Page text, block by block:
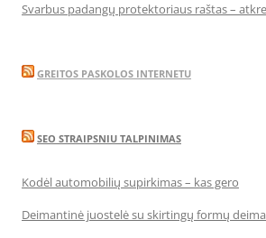
Svarbus padangų protektoriaus raštas –
GREITOS PASKOLOS INTERNETU
SEO STRAIPSNIU TALPINIMAS
Kodėl automobilių supirkimas – kas gero
Deimantinė juostelė su skirtingų formų